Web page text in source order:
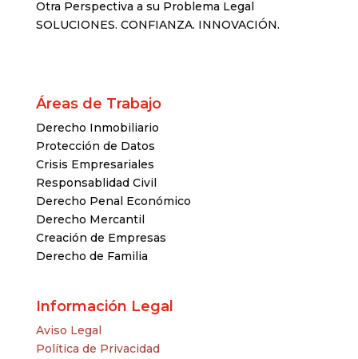
Otra Perspectiva a su Problema Legal
SOLUCIONES. CONFIANZA. INNOVACIÓN.
Áreas de Trabajo
Derecho Inmobiliario
Protección de Datos
Crisis Empresariales
Responsablidad Civil
Derecho Penal Económico
Derecho Mercantil
Creación de Empresas
Derecho de Familia
Información Legal
Aviso Legal
Política de Privacidad